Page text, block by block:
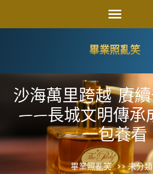
畢業照亂笑
沙海萬里跨越 賡
——長城文明傳承
一包養看
畢業照亂笑 >> 未分